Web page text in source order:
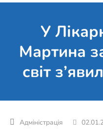
У
Мартина
світ